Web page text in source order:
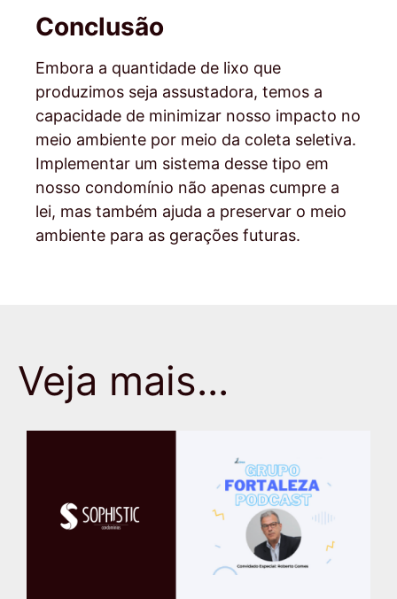
Conclusão
Embora a quantidade de lixo que
produzimos seja assustadora, temos a
capacidade de minimizar nosso impacto no
meio ambiente por meio da coleta seletiva.
Implementar um sistema desse tipo em
nosso condomínio não apenas cumpre a
lei, mas também ajuda a preservar o meio
ambiente para as gerações futuras.
Veja mais...